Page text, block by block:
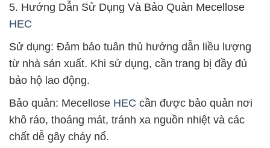
5. Hướng Dẫn Sử Dụng Và Bảo Quản Mecellose
HEC
Sử dụng: Đảm bảo tuân thủ hướng dẫn liều lượng
từ nhà sản xuất. Khi sử dụng, cần trang bị đầy đủ
bảo hộ lao động.
Bảo quản: Mecellose HEC cần được bảo quản nơi
khô ráo, thoáng mát, tránh xa nguồn nhiệt và các
chất dễ gây cháy nổ.